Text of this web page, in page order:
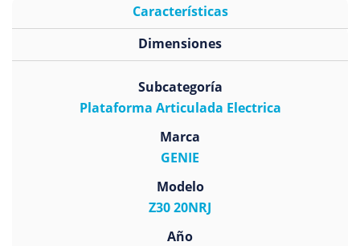
Características
Subcategoría
Plataforma Articulada Electrica
Marca
GENIE
Modelo
Z30 20NRJ
Año
Dimensiones